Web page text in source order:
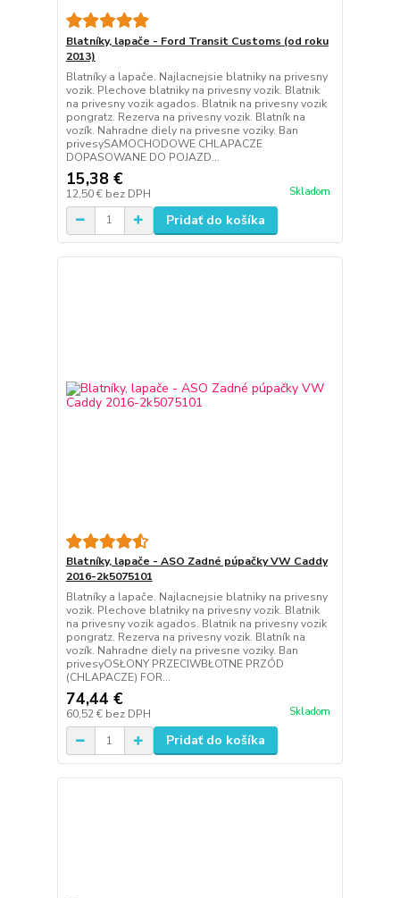
Blatníky, lapače - Ford Transit Customs (od roku
2013)
Blatníky a lapače. Najlacnejsie blatniky na privesny
vozik. Plechove blatniky na privesny vozik. Blatnik
na privesny vozik agados. Blatnik na privesny vozik
pongratz. Rezerva na privesny vozik. Blatník na
vozík. Nahradne diely na privesne voziky. Ban
privesySAMOCHODOWE CHLAPACZE
DOPASOWANE DO POJAZD...
15,38 €
12,50 € bez DPH Skladom
Pridať do košíka
Blatníky, lapače - ASO Zadné púpačky VW Caddy
2016-2k5075101
Blatníky a lapače. Najlacnejsie blatniky na privesny
vozik. Plechove blatniky na privesny vozik. Blatnik
na privesny vozik agados. Blatnik na privesny vozik
pongratz. Rezerva na privesny vozik. Blatník na
vozík. Nahradne diely na privesne voziky. Ban
privesyOSŁONY PRZECIWBŁOTNE PRZÓD
(CHLAPACZE) FOR...
74,44 €
60,52 € bez DPH Skladom
Pridať do košíka